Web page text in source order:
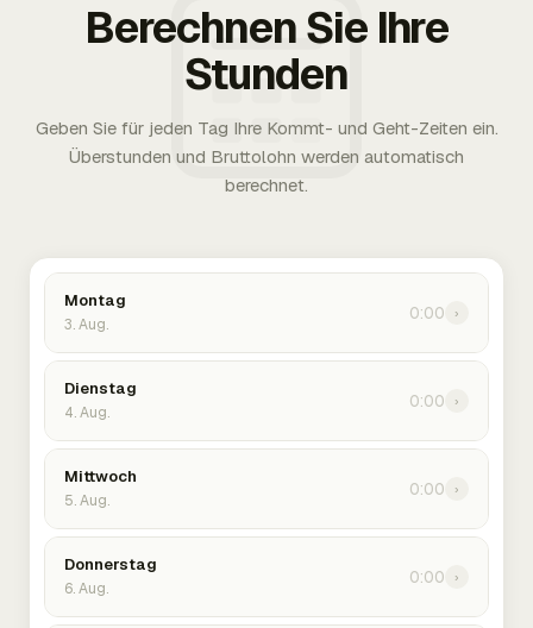
Berechnen Sie Ihre
Stunden
Geben Sie für jeden Tag Ihre Kommt- und Geht-Zeiten ein.
Überstunden und Bruttolohn werden automatisch
berechnet.
Montag
3. Aug.
0:00 ›
Dienstag
4. Aug.
0:00 ›
Mittwoch
5. Aug.
0:00 ›
Donnerstag
6. Aug.
0:00 ›